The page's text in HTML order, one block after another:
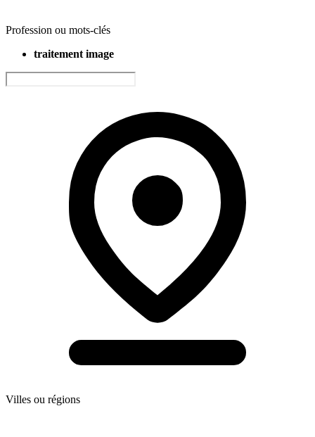
Profession ou mots-clés
traitement image
Villes ou régions